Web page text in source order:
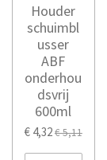
Houder
schuimbl
usser
ABF
onderhou
dsvrij
600ml
€ 4,32€ 5,11